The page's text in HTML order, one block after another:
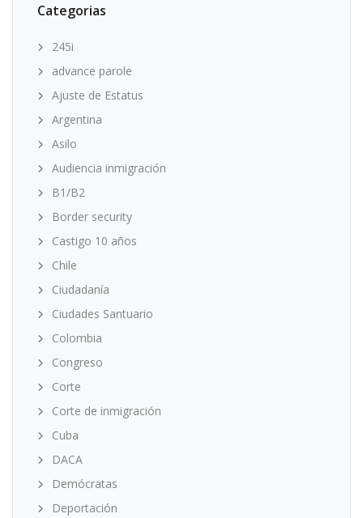
Categorias
245i
advance parole
Ajuste de Estatus
Argentina
Asilo
Audiencia inmigración
B1/B2
Border security
Castigo 10 años
Chile
Ciudadanía
Ciudades Santuario
Colombia
Congreso
Corte
Corte de inmigración
Cuba
DACA
Demócratas
Deportación